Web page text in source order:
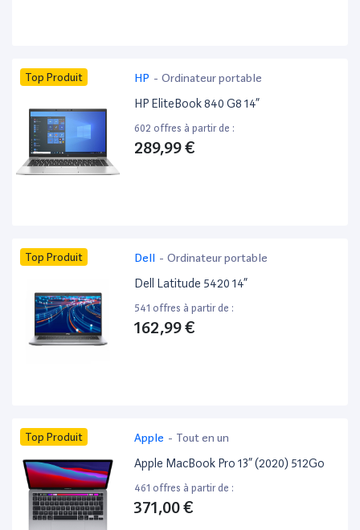
Top Produit HP - Ordinateur portable
HP EliteBook 840 G8 14”
602 offres à partir de :
289,99 €
Top Produit Dell - Ordinateur portable
Dell Latitude 5420 14”
541 offres à partir de :
162,99 €
Top Produit Apple - Tout en un
Apple MacBook Pro 13” (2020) 512Go
461 offres à partir de :
371,00 €